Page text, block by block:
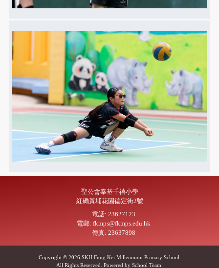
聖公會奉基千禧小學
紅磡黃埔花園德定街2號
電話: 23627123
電郵: fkmps@fkmps.edu.hk
傳真: 23637898
Copyright © 2026 SKH Fung Kei Millennium Primary School.
All Rights Reserved. Powered by School Team